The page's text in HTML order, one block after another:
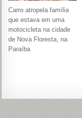
Carro atropela família
que estava em uma
motocicleta na cidade
de Nova Floresta, na
Paraíba